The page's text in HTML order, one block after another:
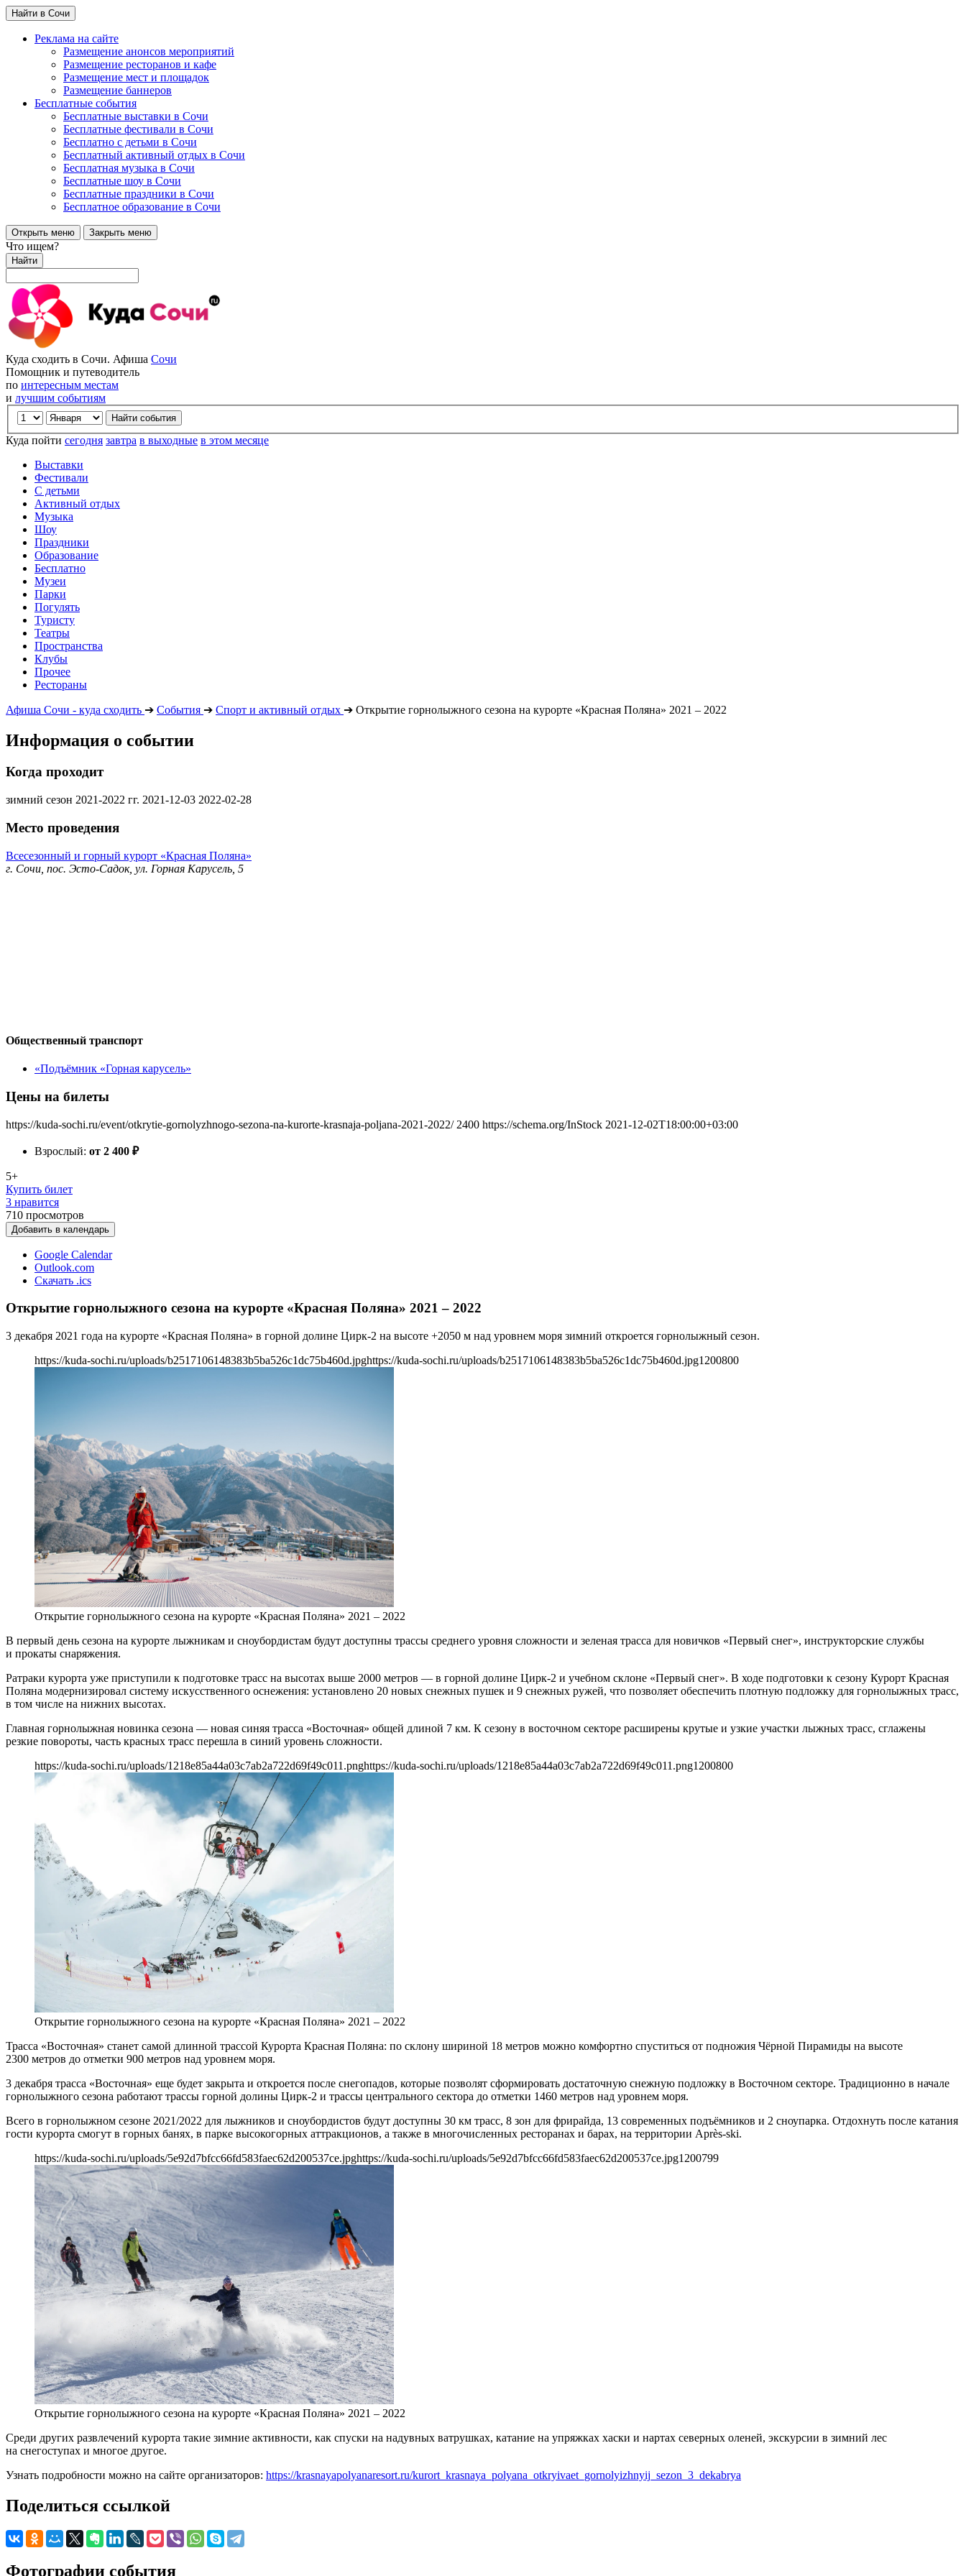
Найти в Сочи
Реклама на сайте
Размещение анонсов мероприятий
Размещение ресторанов и кафе
Размещение мест и площадок
Размещение баннеров
Бесплатные события
Бесплатные выставки в Сочи
Бесплатные фестивали в Сочи
Бесплатно с детьми в Сочи
Бесплатный активный отдых в Сочи
Бесплатная музыка в Сочи
Бесплатные шоу в Сочи
Бесплатные праздники в Сочи
Бесплатное образование в Сочи
Открыть меню Закрыть меню
Что ищем?
Найти
Куда сходить в Сочи. Афиша Сочи
Помощник и путеводитель
по интересным местам
и лучшим событиям
Куда пойти сегодня завтра в выходные в этом месяце
Выставки
Фестивали
С детьми
Активный отдых
Музыка
Шоу
Праздники
Образование
Бесплатно
Музеи
Парки
Погулять
Туристу
Театры
Пространства
Клубы
Прочее
Рестораны
Афиша Сочи - куда сходить ➔ События ➔ Спорт и активный отдых ➔ Открытие горнолыжного сезона на курорте «Красная Поляна» 2021 – 2022
Информация о событии
Когда проходит
зимний сезон 2021-2022 гг. 2021-12-03 2022-02-28
Место проведения
Всесезонный и горный курорт «Красная Поляна»
г. Сочи, пос. Эсто-Садок, ул. Горная Карусель, 5
Общественный транспорт
«Подъёмник «Горная карусель»
Цены на билеты
https://kuda-sochi.ru/event/otkrytie-gornolyzhnogo-sezona-na-kurorte-krasnaja-poljana-2021-2022/ 2400 https://schema.org/InStock 2021-12-02T18:00:00+03:00
Взрослый: от 2 400 ₽
5+
Купить билет
3 нравится
710 просмотров
Добавить в календарь
Google Calendar
Outlook.com
Скачать .ics
Открытие горнолыжного сезона на курорте «Красная Поляна» 2021 – 2022
3 декабря 2021 года на курорте «Красная Поляна» в горной долине Цирк-2 на высоте +2050 м над уровнем моря зимний откроется горнолыжный сезон.
https://kuda-sochi.ru/uploads/b2517106148383b5ba526c1dc75b460d.jpghttps://kuda-sochi.ru/uploads/b2517106148383b5ba526c1dc75b460d.jpg1200800
Открытие горнолыжного сезона на курорте «Красная Поляна» 2021 – 2022
В первый день сезона на курорте лыжникам и сноубордистам будут доступны трассы среднего уровня сложности и зеленая трасса для новичков «Первый снег», инструкторские службы
и прокаты снаряжения.
Ратраки курорта уже приступили к подготовке трасс на высотах выше 2000 метров — в горной долине Цирк-2 и учебном склоне «Первый снег». В ходе подготовки к сезону Курорт Красная
Поляна модернизировал систему искусственного оснежения: установлено 20 новых снежных пушек и 9 снежных ружей, что позволяет обеспечить плотную подложку для горнолыжных трасс,
в том числе на нижних высотах.
Главная горнолыжная новинка сезона — новая синяя трасса «Восточная» общей длиной 7 км. К сезону в восточном секторе расширены крутые и узкие участки лыжных трасс, сглажены
резкие повороты, часть красных трасс перешла в синий уровень сложности.
https://kuda-sochi.ru/uploads/1218e85a44a03c7ab2a722d69f49c011.pnghttps://kuda-sochi.ru/uploads/1218e85a44a03c7ab2a722d69f49c011.png1200800
Открытие горнолыжного сезона на курорте «Красная Поляна» 2021 – 2022
Трасса «Восточная» станет самой длинной трассой Курорта Красная Поляна: по склону шириной 18 метров можно комфортно спуститься от подножия Чёрной Пирамиды на высоте
2300 метров до отметки 900 метров над уровнем моря.
3 декабря трасса «Восточная» еще будет закрыта и откроется после снегопадов, которые позволят сформировать достаточную снежную подложку в Восточном секторе. Традиционно в начале
горнолыжного сезона работают трассы горной долины Цирк-2 и трассы центрального сектора до отметки 1460 метров над уровнем моря.
Всего в горнолыжном сезоне 2021/2022 для лыжников и сноубордистов будут доступны 30 км трасс, 8 зон для фрирайда, 13 современных подъёмников и 2 сноупарка. Отдохнуть после катания
гости курорта смогут в горных банях, в парке высокогорных аттракционов, а также в многочисленных ресторанах и барах, на территории Après-ski.
https://kuda-sochi.ru/uploads/5e92d7bfcc66fd583faec62d200537ce.jpghttps://kuda-sochi.ru/uploads/5e92d7bfcc66fd583faec62d200537ce.jpg1200799
Открытие горнолыжного сезона на курорте «Красная Поляна» 2021 – 2022
Среди других развлечений курорта такие зимние активности, как спуски на надувных ватрушках, катание на упряжках хаски и нартах северных оленей, экскурсии в зимний лес
на снегоступах и многое другое.
Узнать подробности можно на сайте организаторов: https://krasnayapolyanaresort.ru/kurort_krasnaya_polyana_otkryivaet_gornolyizhnyij_sezon_3_dekabrya
Поделиться ссылкой
Фотографии события